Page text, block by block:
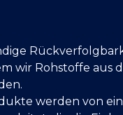
wir Rohstoffe aus
werden von